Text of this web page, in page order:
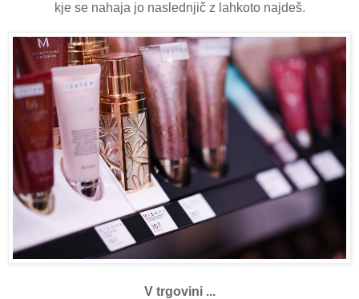
kje se nahaja jo naslednjič z lahkoto najdeš.
V trgovini ...